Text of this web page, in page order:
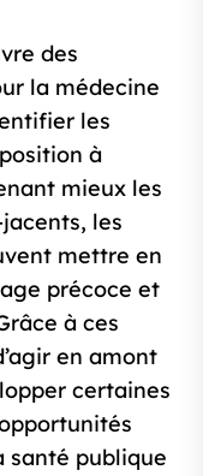
des
la médecine
les
à
mieux les
les
mettre en
précoce et
à ces
en amont
certaines
santé publique